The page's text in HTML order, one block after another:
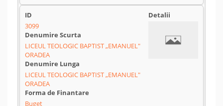
3099
LICEUL TEOLOGIC BAPTIST „EMANUEL"
ORADEA
LICEUL TEOLOGIC BAPTIST „EMANUEL"
ORADEA
Buget